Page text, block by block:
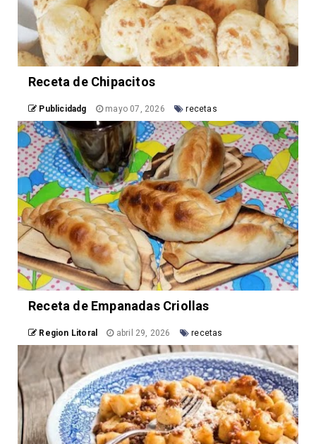
Receta de Chipacitos
Publicidadg mayo 07, 2026 recetas
Receta de Empanadas Criollas
Region Litoral abril 29, 2026 recetas